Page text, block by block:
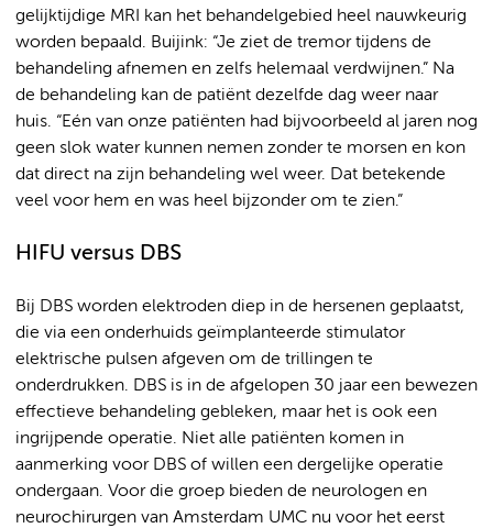
gelijktijdige MRI kan het behandelgebied heel nauwkeurig
worden bepaald. Buijink: “Je ziet de tremor tijdens de
behandeling afnemen en zelfs helemaal verdwijnen.” Na
de behandeling kan de patiënt dezelfde dag weer naar
huis. “Eén van onze patiënten had bijvoorbeeld al jaren nog
geen slok water kunnen nemen zonder te morsen en kon
dat direct na zijn behandeling wel weer. Dat betekende
veel voor hem en was heel bijzonder om te zien.”
HIFU versus DBS
Bij DBS worden elektroden diep in de hersenen geplaatst,
die via een onderhuids geïmplanteerde stimulator
elektrische pulsen afgeven om de trillingen te
onderdrukken. DBS is in de afgelopen 30 jaar een bewezen
effectieve behandeling gebleken, maar het is ook een
ingrijpende operatie. Niet alle patiënten komen in
aanmerking voor DBS of willen een dergelijke operatie
ondergaan. Voor die groep bieden de neurologen en
neurochirurgen van Amsterdam UMC nu voor het eerst